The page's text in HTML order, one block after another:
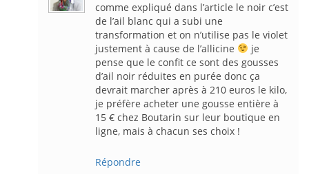
comme expliqué dans l’article le noir c’est
de l’ail blanc qui a subi une
transformation et on n’utilise pas le violet
justement à cause de l’allicine
je
pense que le confit ce sont des gousses
d’ail noir réduites en purée donc ça
devrait marcher après à 210 euros le kilo,
je préfère acheter une gousse entière à
15 € chez Boutarin sur leur boutique en
ligne, mais à chacun ses choix !
Répondre